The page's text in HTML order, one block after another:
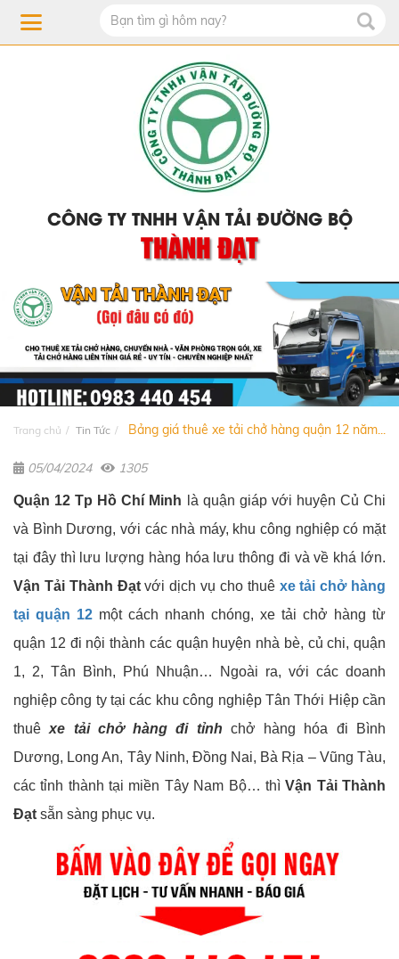
CÔNG TY TNHH VẬN TẢI ĐƯỜNG BỘ
THÀNH ĐẠT
Trang chủ Tin Tức Bảng giá thuê xe tải chở hàng quận 12 năm...
05/04/2024 1305
Quận 12 Tp Hồ Chí Minh là quận giáp với huyện Củ Chi
và Bình Dương, với các nhà máy, khu công nghiệp có mặt
tại đây thì lưu lượng hàng hóa lưu thông đi và về khá lớn.
Vận Tải Thành Đạtvới dịch vụ cho thuê xe tải chở hàng
tại quận 12 một cách nhanh chóng, xe tải chở hàng từ
quận 12 đi nội thành các quận huyện nhà bè, củ chi, quận
1, 2, Tân Bình, Phú Nhuận… Ngoài ra, với các doanh
nghiệp công ty tại các khu công nghiệp Tân Thới Hiệp cần
thuêxe tải chở hàng đi tỉnh chở hàng hóa đi Bình
Dương, Long An, Tây Ninh, Đồng Nai, Bà Rịa – Vũng Tàu,
các tỉnh thành tại miền Tây Nam Bộ… thìVận Tải Thành
Đạt sẵn sàng phục vụ.